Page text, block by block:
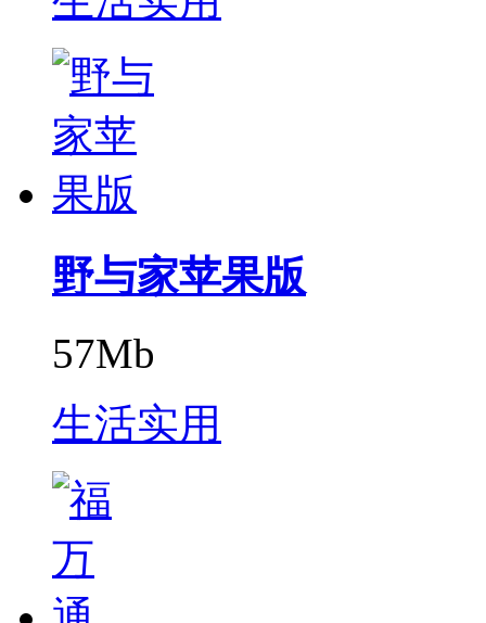
野与家苹果版
57Mb
生活实用